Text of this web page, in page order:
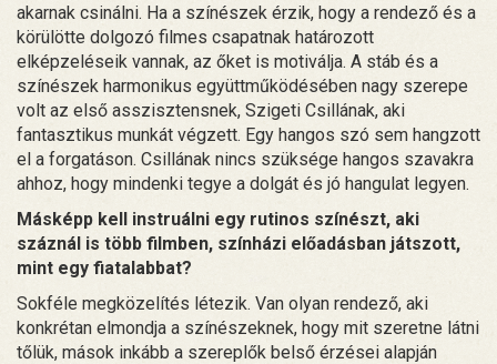
akarnak csinálni. Ha a színészek érzik, hogy a rendező és a
körülötte dolgozó filmes csapatnak határozott
elképzeléseik vannak, az őket is motiválja. A stáb és a
színészek harmonikus együttműködésében nagy szerepe
volt az első asszisztensnek, Szigeti Csillának, aki
fantasztikus munkát végzett. Egy hangos szó sem hangzott
el a forgatáson. Csillának nincs szüksége hangos szavakra
ahhoz, hogy mindenki tegye a dolgát és jó hangulat legyen.
Másképp kell instruálni egy rutinos színészt, aki
száznál is több filmben, színházi előadásban játszott,
mint egy fiatalabbat?
Sokféle megközelítés létezik. Van olyan rendező, aki
konkrétan elmondja a színészeknek, hogy mit szeretne látni
tőlük, mások inkább a szereplők belső érzései alapján